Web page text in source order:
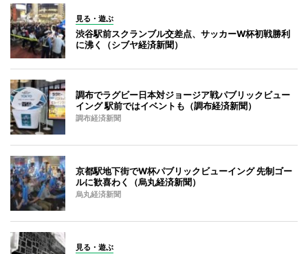
見る・遊ぶ
渋谷駅前スクランブル交差点、サッカーW杯初戦勝利
に沸く（シブヤ経済新聞）
調布でラグビー日本対ジョージア戦パブリックビュー
イング 駅前ではイベントも（調布経済新聞）
調布経済新聞
京都駅地下街でW杯パブリックビューイング 先制ゴー
ルに歓喜わく（烏丸経済新聞）
烏丸経済新聞
見る・遊ぶ